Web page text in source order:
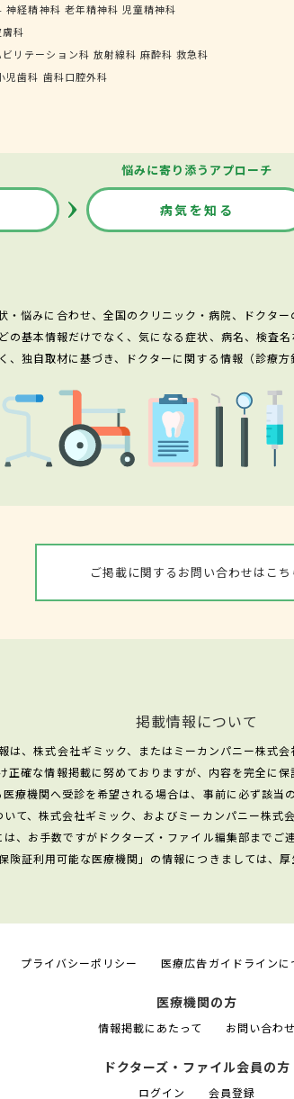
神経精神科 老年精神科 児童精神科
科
ビリテーション科 放射線科 麻酔科 救急科
児歯科 歯科口腔外科
悩みに寄り添うアプローチ
病気を知る
・悩みに合わせ、全国のクリニック・病院、ドクタ
基本情報だけでなく、気になる症状、病名、検査
、独自取材に基づき、ドクターに関する情報（診療方
ご掲載に関するお問い合わせはこち
掲載情報について
は、株式会社ギミック、またはミーカンパニー株式会
正確な情報掲載に努めておりますが、内容を完全に保
療機関へ受診を希望される場合は、事前に必ず該当
て、株式会社ギミック、およびミーカンパニー株式
、お手数ですがドクターズ・ファイル編集部までご
険証利用可能な医療機関」の情報につきましては、
プライバシーポリシー 医療広告ガイドラインに
医療機関の方
情報掲載にあたって お問い合わせ
ドクターズ・ファイル会員の方
ログイン 会員登録